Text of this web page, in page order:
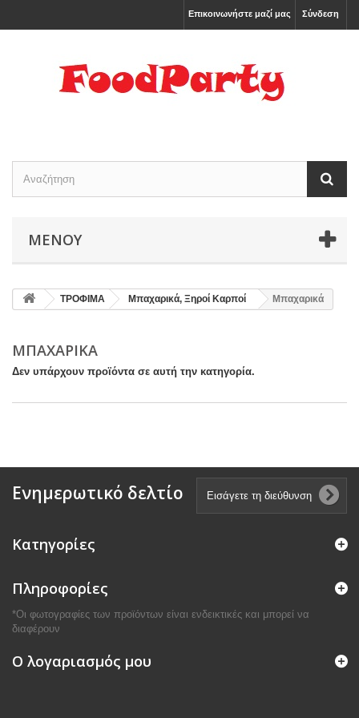
Σύνδεση
Επικοινωνήστε μαζί μας
ΜΕΝΟΎ
ΤΡΟΦΙΜΑ Μπαχαρικά, Ξηροί Καρποί Μπαχαρικά
ΜΠΑΧΑΡΙΚΆ
Δεν υπάρχουν προϊόντα σε αυτή την κατηγορία.
Ενημερωτικό δελτίο
Κατηγορίες
Πληροφορίες
*Οι φωτογραφίες των προϊόντων είναι ενδεικτικές και μπορεί να
διαφέρουν
Ο λογαριασμός μου